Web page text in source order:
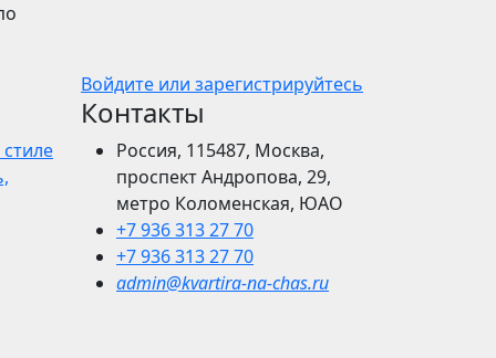
Войдите или зарегистрируйтесь
Контакты
Россия, 115487, Москва,
проспект Андропова, 29,
метро Коломенская, ЮАО
+7 936 313 27 70
+7 936 313 27 70
admin@kvartira-na-chas.ru